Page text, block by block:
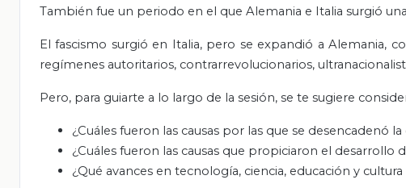
También fue un periodo en el que Alemania e Italia surgió
El fascismo surgió en Italia, pero se expandió a Alemania,
regímenes autoritarios, contrarrevolucionarios,
Pero, para guiarte a lo largo de la sesión, se te sugiere
¿Cuáles fueron las causas por las que se desencadenó
¿Cuáles fueron las causas que propiciaron el desarrollo
¿Qué avances en tecnología, ciencia, educación y